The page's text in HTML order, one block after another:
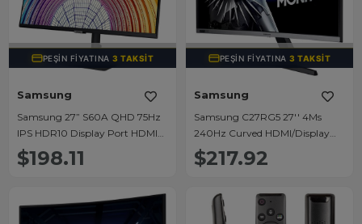
TÜKENDI
PEŞIN FIYATINA3 TAKSIT
Samsung
Samsung 27” S60A QHD 75Hz
IPS HDR10 Display Port HDMI
HAS PIVOT Çerçevesiz Monitör
(LS27A600NWMXUF)
$198.11
TÜKENDI
PEŞIN FIYATINA3 TAKSIT
Samsung
Samsung C27RG5 27'' 4Ms
240Hz Curved HDMI/Display
Port Full HD Gaming Monitör
(LC27RG50FQMXUF)
$217.92